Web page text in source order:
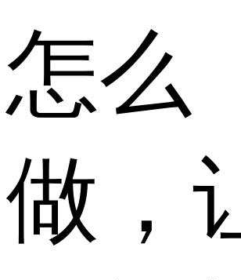
怎么
做，